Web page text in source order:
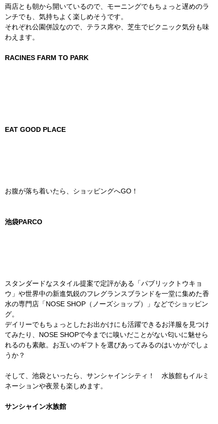
両店とも朝から開いているので、モーニングでもちょっと遅めのラ
ンチでも、気持ちよく楽しめそうです。
それぞれ公園併設なので、テラス席や、芝生でピクニック気分も味
わえます。
RACINES FARM TO PARK
EAT GOOD PLACE
お腹が落ち着いたら、ショッピングへGO！
池袋PARCO
スタンダードなスタイル提案で定評がある「パブリックトウキョ
ウ」や世界中の新進気鋭のフレグランスブランドを一堂に集めた香
水の専門店「NOSE SHOP（ノーズショップ）」などでショッピン
グ。
デイリーでもちょっとしたお出かけにも活躍できるお洋服を見つけ
てみたり、NOSE SHOPで今までに嗅いだことがない匂いに魅せら
れるのも素敵。お互いのギフトを選びあってみるのはいかがでしょ
うか？
そして、池袋といったら、サンシャインシティ！ 水族館もイルミ
ネーションや夜景も楽しめます。
サンシャイン水族館